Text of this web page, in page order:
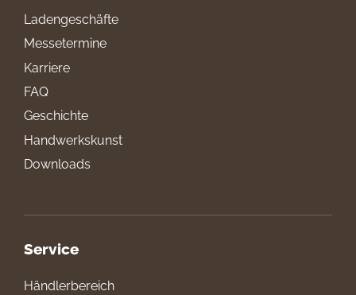
Ladengeschäfte
Messetermine
Karriere
FAQ
Geschichte
Handwerkskunst
Downloads
Service
Händlerbereich